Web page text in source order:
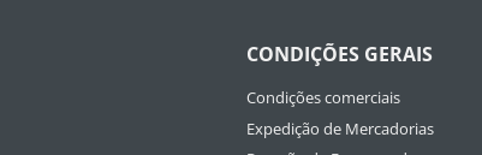
CONDIÇÕES GERAIS
Condições comerciais
Expedição de Mercadorias